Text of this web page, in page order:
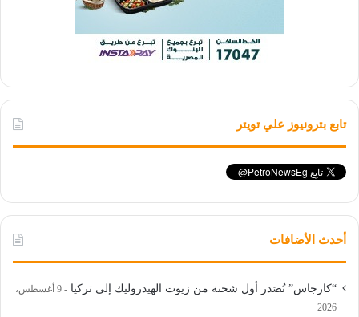
تابع بترونيوز علي تويتر
أحدث الأضافات
“كارجاس” تُصَدر أول شحنة من زيوت الهيدروليك إلى تركيا
9 أغسطس،
2026